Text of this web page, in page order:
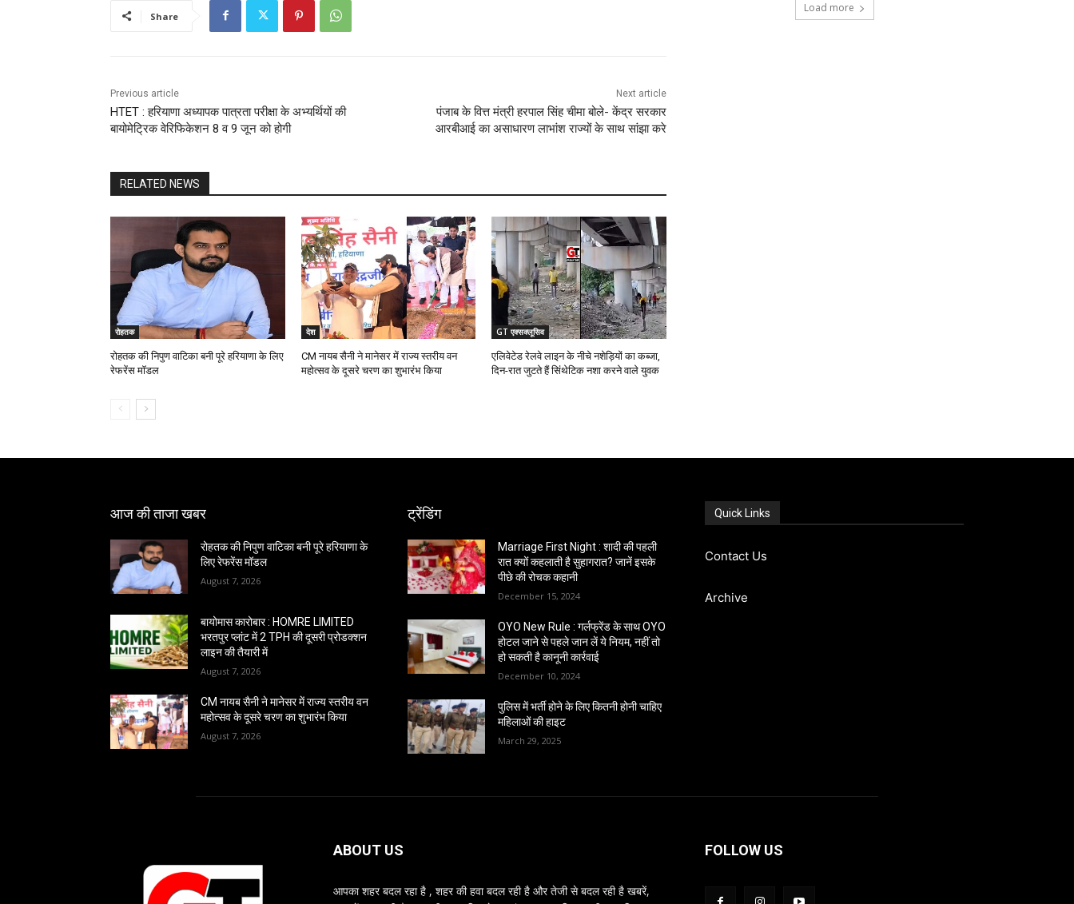
Share
Previous article
HTET : हरियाणा अध्यापक पात्रता परीक्षा के अभ्यर्थियों की
बायोमेट्रिक वेरिफिकेशन 8 व 9 जून को होगी
Next article
पंजाब के वित्त मंत्री हरपाल सिंह चीमा बोले- केंद्र सरकार
आरबीआई का असाधारण लाभांश राज्यों के साथ सांझा करे
RELATED NEWS
रोहतक
रोहतक की निपुण वाटिका बनी पूरे हरियाणा के लिए
रेफरेंस मॉडल
देश
CM नायब सैनी ने मानेसर में राज्य स्तरीय वन
महोत्सव के दूसरे चरण का शुभारंभ किया
GT एक्सक्लूसिव
एलिवेटेड रेलवे लाइन के नीचे नशेड़ियों का कब्जा,
दिन-रात जुटते हैं सिंथेटिक नशा करने वाले युवक
Load more
आज की ताजा खबर
रोहतक की निपुण वाटिका बनी पूरे हरियाणा के
लिए रेफरेंस मॉडल
August 7, 2026
बायोमास कारोबार : HOMRE LIMITED
भरतपुर प्लांट में 2 TPH की दूसरी प्रोडक्शन
लाइन की तैयारी में
August 7, 2026
CM नायब सैनी ने मानेसर में राज्य स्तरीय वन
महोत्सव के दूसरे चरण का शुभारंभ किया
August 7, 2026
ट्रेंडिंग
Marriage First Night : शादी की पहली
रात क्यों कहलाती है सुहागरात? जानें इसके
पीछे की रोचक कहानी
December 15, 2024
OYO New Rule : गर्लफ्रेंड के साथ OYO
होटल जाने से पहले जान लें ये नियम, नहीं तो
हो सकती है कानूनी कार्रवाई
December 10, 2024
पुलिस में भर्ती होने के लिए कितनी होनी चाहिए
महिलाओं की हाइट
March 29, 2025
Quick Links
Contact Us
Archive
ABOUT US
आपका शहर बदल रहा है , शहर की हवा बदल रही है और तेजी से बदल रही है खबरें,
FOLLOW US